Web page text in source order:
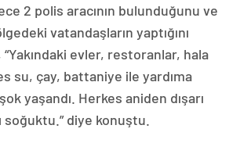
2 polis aracının bulunduğunu ve
vatandaşların yaptığını
evler, restoranlar, hala
su, çay, battaniye ile yardıma
yaşandı. Herkes aniden dışarı
soğuktu.” diye konuştu.